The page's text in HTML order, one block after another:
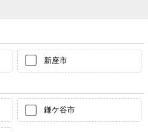
新座市
鎌ケ谷市